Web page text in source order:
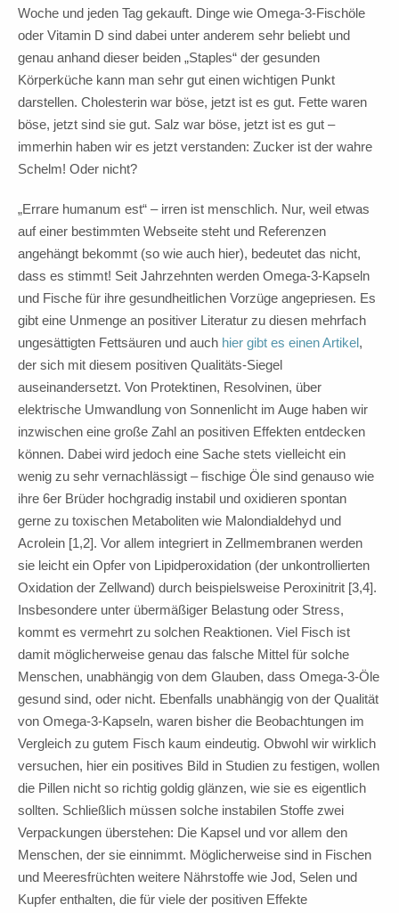
Woche und jeden Tag gekauft. Dinge wie Omega-3-Fischöle
oder Vitamin D sind dabei unter anderem sehr beliebt und
genau anhand dieser beiden „Staples“ der gesunden
Körperküche kann man sehr gut einen wichtigen Punkt
darstellen. Cholesterin war böse, jetzt ist es gut. Fette waren
böse, jetzt sind sie gut. Salz war böse, jetzt ist es gut –
immerhin haben wir es jetzt verstanden: Zucker ist der wahre
Schelm! Oder nicht?
„Errare humanum est“ – irren ist menschlich. Nur, weil etwas
auf einer bestimmten Webseite steht und Referenzen
angehängt bekommt (so wie auch hier), bedeutet das nicht,
dass es stimmt! Seit Jahrzehnten werden Omega-3-Kapseln
und Fische für ihre gesundheitlichen Vorzüge angepriesen. Es
gibt eine Unmenge an positiver Literatur zu diesen mehrfach
ungesättigten Fettsäuren und auch hier gibt es einen Artikel,
der sich mit diesem positiven Qualitäts-Siegel
auseinandersetzt. Von Protektinen, Resolvinen, über
elektrische Umwandlung von Sonnenlicht im Auge haben wir
inzwischen eine große Zahl an positiven Effekten entdecken
können. Dabei wird jedoch eine Sache stets vielleicht ein
wenig zu sehr vernachlässigt – fischige Öle sind genauso wie
ihre 6er Brüder hochgradig instabil und oxidieren spontan
gerne zu toxischen Metaboliten wie Malondialdehyd und
Acrolein [1,2]. Vor allem integriert in Zellmembranen werden
sie leicht ein Opfer von Lipidperoxidation (der unkontrollierten
Oxidation der Zellwand) durch beispielsweise Peroxinitrit [3,4].
Insbesondere unter übermäßiger Belastung oder Stress,
kommt es vermehrt zu solchen Reaktionen. Viel Fisch ist
damit möglicherweise genau das falsche Mittel für solche
Menschen, unabhängig von dem Glauben, dass Omega-3-Öle
gesund sind, oder nicht. Ebenfalls unabhängig von der Qualität
von Omega-3-Kapseln, waren bisher die Beobachtungen im
Vergleich zu gutem Fisch kaum eindeutig. Obwohl wir wirklich
versuchen, hier ein positives Bild in Studien zu festigen, wollen
die Pillen nicht so richtig goldig glänzen, wie sie es eigentlich
sollten. Schließlich müssen solche instabilen Stoffe zwei
Verpackungen überstehen: Die Kapsel und vor allem den
Menschen, der sie einnimmt. Möglicherweise sind in Fischen
und Meeresfrüchten weitere Nährstoffe wie Jod, Selen und
Kupfer enthalten, die für viele der positiven Effekte